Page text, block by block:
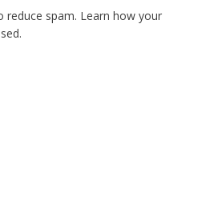
reduce spam. Learn how your